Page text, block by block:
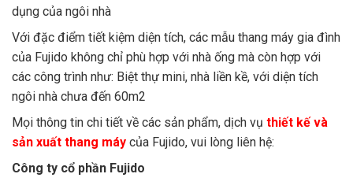
dụng của ngôi nhà
Với đặc điểm tiết kiệm diện tích, các mẫu thang máy gia đình
của Fujido không chỉ phù hợp với nhà ống mà còn hợp với
các công trình như: Biệt thự mini, nhà liền kề, với diện tích
ngôi nhà chưa đến 60m2
Mọi thông tin chi tiết về các sản phẩm, dịch vụ thiết kế và
sản xuất thang máy của Fujido, vui lòng liên hệ:
Công ty cổ phần Fujido